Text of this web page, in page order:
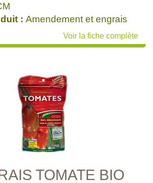
: Amendement et engrais
Voir la fiche complète
TOMATE BIO